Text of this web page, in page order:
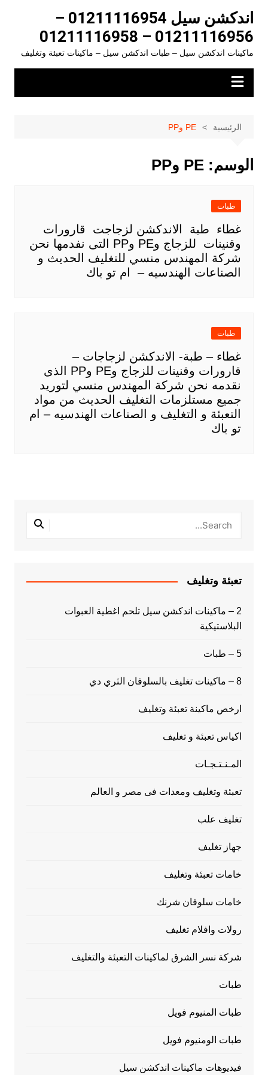
المحتوى
اندكشن سيل 01211116954 –
01211116956 – 01211116958
ماكينات اندكشن سيل – طبات اندكشن سيل – ماكينات تعبئة وتغليف
الرئيسية PE وPP
الوسم: PE وPP
طبات
غطاء طبة الاندكشن لزجاجت قارورات
وقنينات للزجاج وPE وPP التى نفدمها نحن
شركة المهندس منسي للتغليف الحديث و
الصناعات الهندسيه – ام تو باك
طبات
غطاء – طبة- الاندكشن لزجاجات –
قارورات وقنينات للزجاج وPE وPP الذى
نقدمه نحن شركة المهندس منسي لتوريد
جميع مستلزمات التغليف الحديث من مواد
التعبئة و التغليف و الصناعات الهندسيه – ام
تو باك
تعبئة وتغليف
2 – ماكينات اندكشن سيل تلحم اغطية العبوات
البلاستيكية
5 – طبات
8 – ماكينات تغليف بالسلوفان الثري دي
ارخص ماكينة تعبئة وتغليف
اكياس تعبئة و تغليف
المـنـتـجـات
تعبئة وتغليف ومعدات فى مصر و العالم
تغليف علب
جهاز تغليف
خامات تعبئة وتغليف
خامات سلوفان شرنك
رولات وافلام تغليف
شركة نسر الشرق لماكينات التعبئة والتغليف
طبات
طبات المنيوم فويل
طبات الومنيوم فويل
فيديوهات ماكينات اندكشن سيل